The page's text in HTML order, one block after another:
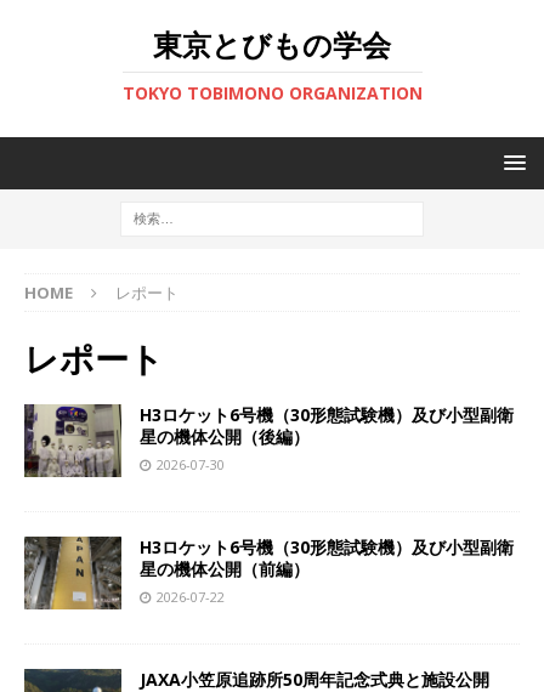
東京とびもの学会
TOKYO TOBIMONO ORGANIZATION
HOME レポート
レポート
H3ロケット6号機（30形態試験機）及び小型副衛
星の機体公開（後編）
2026-07-30
H3ロケット6号機（30形態試験機）及び小型副衛
星の機体公開（前編）
2026-07-22
JAXA小笠原追跡所50周年記念式典と施設公開